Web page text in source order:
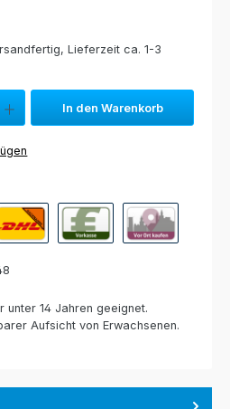
Lieferzeit ca. 1-3
Wert ein oder benutze die
In den Warenkorb
unter 14 Jahren geeignet.
Aufsicht von Erwachsenen.